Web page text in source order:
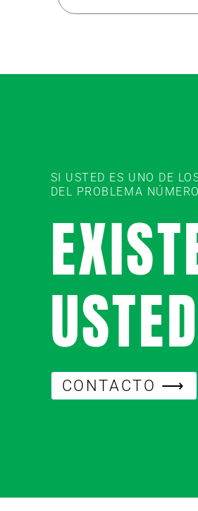
SI USTED ES UNO DE
DEL PROBLEMA
USTED
CONTACTO ⟶